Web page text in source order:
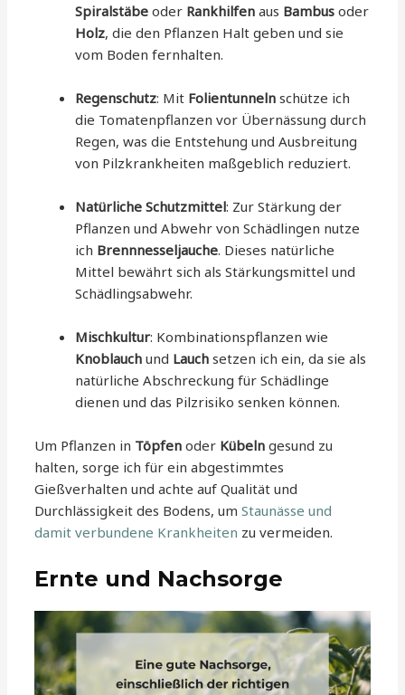
Spiralstäbe oder Rankhilfen aus Bambus oder
Holz, die den Pflanzen Halt geben und sie
vom Boden fernhalten.
Regenschutz: Mit Folientunneln schütze ich
die Tomatenpflanzen vor Übernässung durch
Regen, was die Entstehung und Ausbreitung
von Pilzkrankheiten maßgeblich reduziert.
Natürliche Schutzmittel: Zur Stärkung der
Pflanzen und Abwehr von Schädlingen nutze
ich Brennnesseljauche. Dieses natürliche
Mittel bewährt sich als Stärkungsmittel und
Schädlingsabwehr.
Mischkultur: Kombinationspflanzen wie
Knoblauch und Lauch setzen ich ein, da sie als
natürliche Abschreckung für Schädlinge
dienen und das Pilzrisiko senken können.
Um Pflanzen in Töpfen oder Kübeln gesund zu
halten, sorge ich für ein abgestimmtes
Gießverhalten und achte auf Qualität und
Durchlässigkeit des Bodens, umStaunässe und
damit verbundene Krankheiten zu vermeiden.
Ernte und Nachsorge